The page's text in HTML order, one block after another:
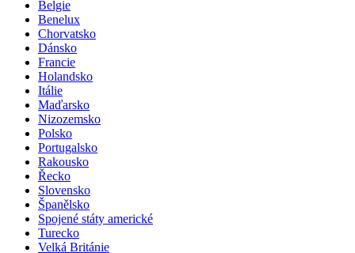
Belgie
Benelux
Chorvatsko
Dánsko
Francie
Holandsko
Itálie
Maďarsko
Nizozemsko
Polsko
Portugalsko
Rakousko
Řecko
Slovensko
Španělsko
Spojené státy americké
Turecko
Velká Británie